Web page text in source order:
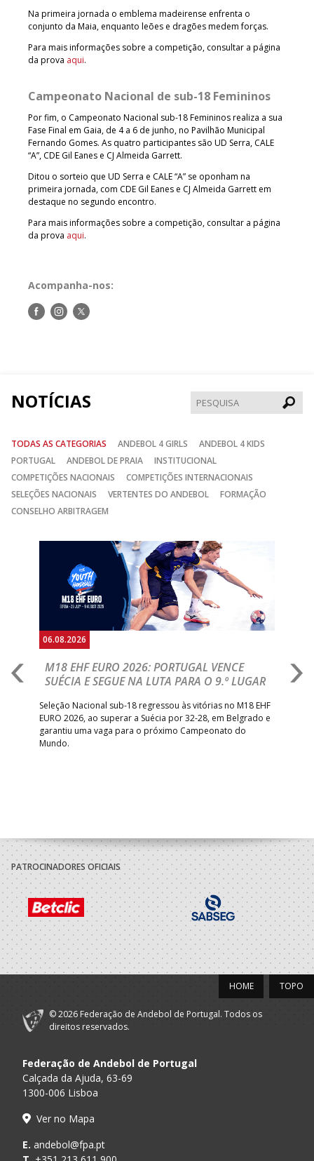
Na primeira jornada o emblema madeirense enfrenta o
conjunto da Maia, enquanto leões e dragões medem forças.
Para mais informações sobre a competição, consultar a página
da prova aqui.
Campeonato Nacional de sub-18 Femininos
Por fim, o Campeonato Nacional sub-18 Femininos realiza a sua
Fase Final em Gaia, de 4 a 6 de junho, no Pavilhão Municipal
Fernando Gomes. As quatro participantes são UD Serra, CALE
“A”, CDE Gil Eanes e CJ Almeida Garrett.
Ditou o sorteio que UD Serra e CALE “A” se oponham na
primeira jornada, com CDE Gil Eanes e CJ Almeida Garrett em
destaque no segundo encontro.
Para mais informações sobre a competição, consultar a página
da prova aqui.
Acompanha-nos:
Siga-Siga-Siga-
NOTÍCIAS
TODAS AS CATEGORIAS ANDEBOL 4 GIRLS
ANDEBOL 4 KIDS
PORTUGAL
ANDEBOL DE PRAIA
INSTITUCIONAL
COMPETIÇÕES NACIONAIS
COMPETIÇÕES INTERNACIONAIS
SELEÇÕES NACIONAIS
VERTENTES DO ANDEBOL
FORMAÇÃO
CONSELHO ARBITRAGEM
06.08.2026
M18 EHF EURO 2026: PORTUGAL VENCE
SUÉCIA E SEGUE NA LUTA PARA O 9.º LUGAR
Seleção Nacional sub-18 regressou às vitórias no M18 EHF
EURO 2026, ao superar a Suécia por 32-28, em Belgrado e
garantiu uma vaga para o próximo Campeonato do
Mundo.
PATROCINADORES OFICIAIS
TOPO
HOME
© 2026 Federação de Andebol de Portugal. Todos os
direitos reservados.
Federação de Andebol de Portugal
Calçada da Ajuda, 63-69
1300-006 Lisboa
Ver no Mapa
E. andebol@fpa.pt